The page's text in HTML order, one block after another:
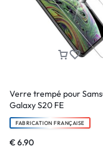
Verre trempé pour
Galaxy S20 FE
FABRICATION FRANÇAISE
€6.90